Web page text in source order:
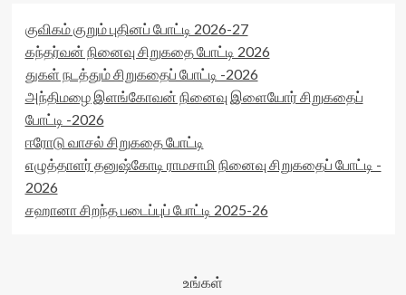
குவிகம் குறும் புதினப் போட்டி 2026-27
கந்தர்வன் நினைவு சிறுகதை போட்டி 2026
துகள் நடத்தும் சிறுகதைப் போட்டி -2026
அந்திமழை இளங்கோவன் நினைவு இளையோர் சிறுகதைப்
போட்டி -2026
ஈரோடு வாசல் சிறுகதை போட்டி
எழுத்தாளர் தனுஷ்கோடி ராமசாமி நினைவு சிறுகதைப் போட்டி -
2026
சஹானா சிறந்த படைப்புப் போட்டி 2025-26
உங்கள்